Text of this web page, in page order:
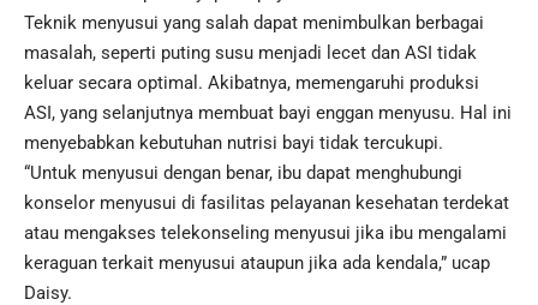
Teknik menyusui yang salah dapat menimbulkan berbagai
masalah, seperti puting susu menjadi lecet dan ASI tidak
keluar secara optimal. Akibatnya, memengaruhi produksi
ASI, yang selanjutnya membuat bayi enggan menyusu. Hal ini
menyebabkan kebutuhan nutrisi bayi tidak tercukupi.
“Untuk menyusui dengan benar, ibu dapat menghubungi
konselor menyusui di fasilitas pelayanan kesehatan terdekat
atau mengakses telekonseling menyusui jika ibu mengalami
keraguan terkait menyusui ataupun jika ada kendala,” ucap
Daisy.